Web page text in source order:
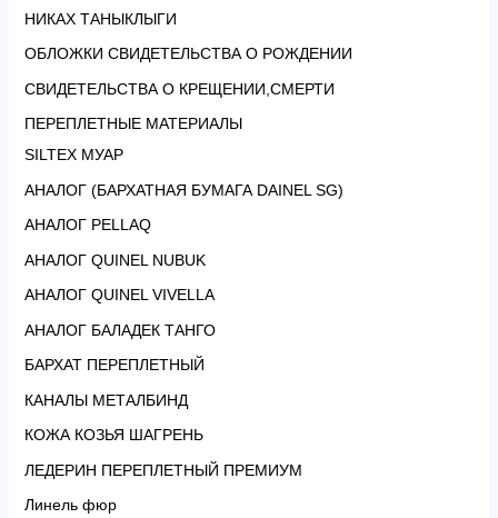
НИКАХ ТАНЫКЛЫГИ
ОБЛОЖКИ СВИДЕТЕЛЬСТВА О РОЖДЕНИИ
СВИДЕТЕЛЬСТВА О КРЕЩЕНИИ,СМЕРТИ
ПЕРЕПЛЕТНЫЕ МАТЕРИАЛЫ
SILTEX МУАР
АНАЛОГ (БАРХАТНАЯ БУМАГА DAINEL SG)
АНАЛОГ PELLAQ
АНАЛОГ QUINEL NUBUK
АНАЛОГ QUINEL VIVELLA
АНАЛОГ БАЛАДЕК ТАНГО
БАРХАТ ПЕРЕПЛЕТНЫЙ
КАНАЛЫ МЕТАЛБИНД
КОЖА КОЗЬЯ ШАГРЕНЬ
ЛЕДЕРИН ПЕРЕПЛЕТНЫЙ ПРЕМИУМ
Линель фюр